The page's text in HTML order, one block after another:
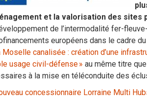
et la valorisation des sites
de l’intermodalité fer-
européens dans le cadre du
Moselle canalisée : création d’une
usage civil-défense » au même titre
à la mise en téléconduite des
concessionnaire Lorraine Multi